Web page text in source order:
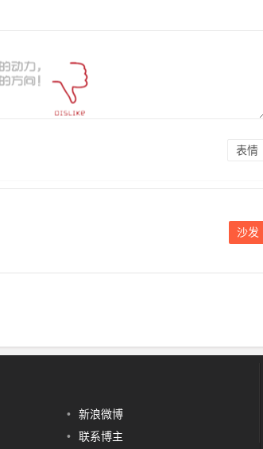
表情
沙发
•
新浪微博
• 联系博主